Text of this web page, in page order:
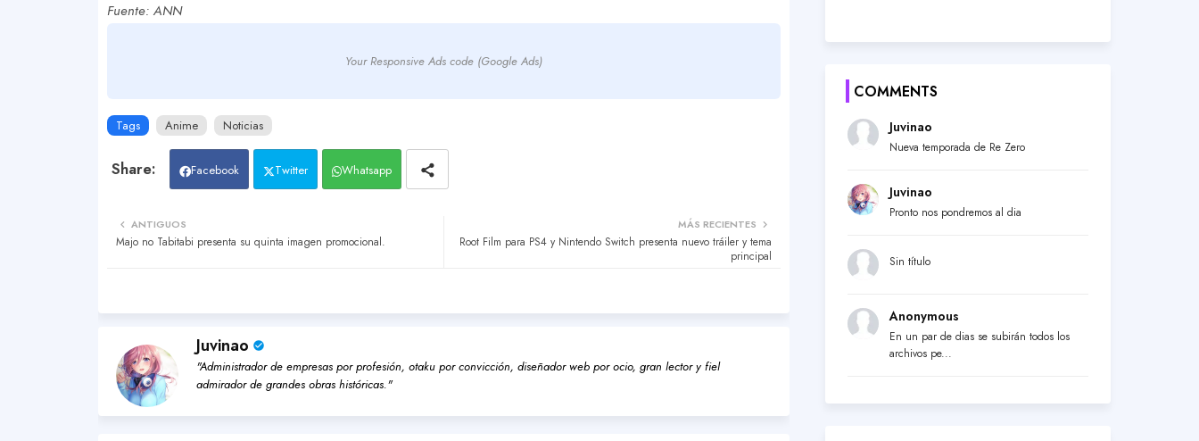
Fuente: ANN
Your Responsive Ads code (Google Ads)
Tags Anime Noticias
Facebook Twitter Whatsapp
MÁS RECIENTES
Root Film para PS4 y Nintendo Switch presenta nuevo tráiler y tema
principal
ANTIGUOS
Majo no Tabitabi presenta su quinta imagen promocional.
Juvinao
"Administrador de empresas por profesión, otaku por convicción, diseñador web por ocio, gran lector y fiel
admirador de grandes obras históricas."
COMMENTS
Juvinao
Nueva temporada de Re Zero
Juvinao
Pronto nos pondremos al dia
Sin título
Anonymous
En un par de dias se subirán todos los
archivos pe...